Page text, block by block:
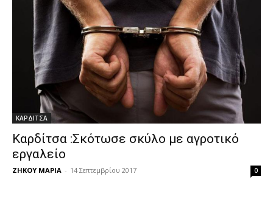
ΚΑΡΔΙΤΣΑ
Καρδίτσα :Σκότωσε σκύλο με αγροτικό
εργαλείο
ΖΗΚΟΥ ΜΑΡΙΑ - 14 Σεπτεμβρίου 2017 0